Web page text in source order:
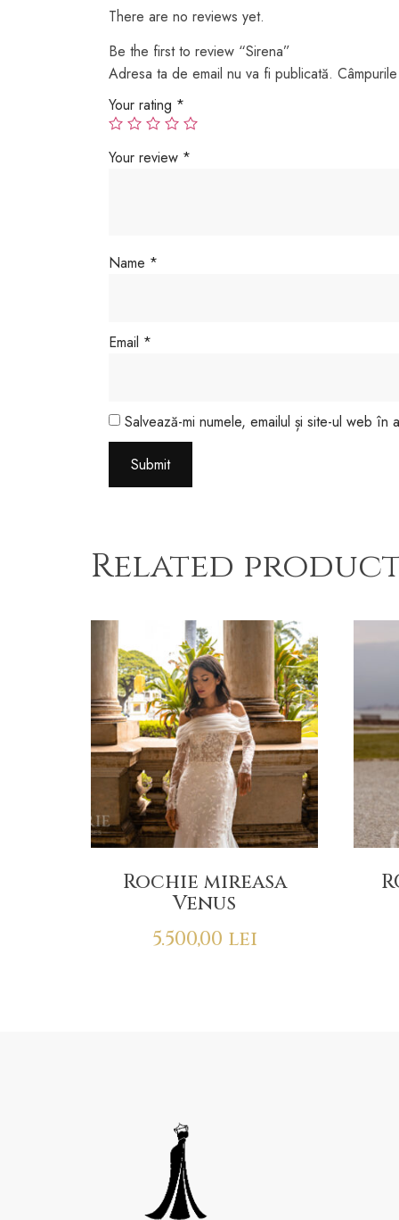
There are no reviews yet.
Be the first to review “Sirena”
Adresa ta de email nu va fi publicată.
Your rating *
Your review *
Name *
Email *
Salvează-mi numele, emailul și site-ul web
Related
Rochie mireasa
Venus
5.500,00 lei